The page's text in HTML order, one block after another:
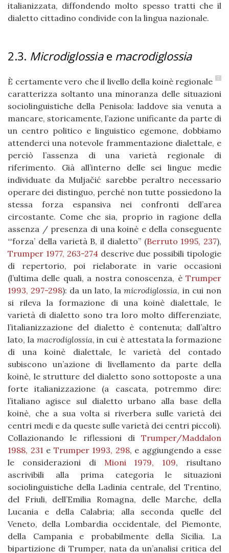
italianizzata, diffondendo molto spesso tratti che il
dialetto cittadino condivide con la lingua nazionale.
2.3. Microdiglossiae macrodiglossia
7
È certamente vero che il livello della koinè regionale
caratterizza soltanto una minoranza delle situazioni
sociolinguistiche della Penisola: laddove sia venuta a
mancare, storicamente, l’azione unificante da parte di
un centro politico e linguistico egemone, dobbiamo
attenderci una notevole frammentazione dialettale, e
perciò l’assenza di una varietà regionale di
riferimento. Già all’interno delle sei lingue medie
individuate da Muljačić sarebbe peraltro necessario
operare dei distinguo, perché non tutte possiedono la
stessa forza espansiva nei confronti dell’area
circostante. Come che sia, proprio in ragione della
assenza / presenza di una koinè e della conseguente
“‘forza’ della varietà B, il dialetto” (Berruto 1995, 237),
Trumper 1977, 263-274descrive due possibili tipologie
di repertorio, poi rielaborate in varie occasioni
(l’ultima delle quali, a nostra conoscenza, è Trumper
1993, 297-298): da un lato, lamicrodiglossia, in cui non
si rileva la formazione di una koinè dialettale, le
varietà di dialetto sono tra loro molto differenziate,
l’italianizzazione del dialetto è contenuta; dall’altro
lato, la macrodiglossia, in cui è attestata la formazione
di una koinè dialettale, le varietà del contado
subiscono un’azione di livellamento da parte della
koinè, le strutture del dialetto sono sottoposte a una
forte italianizzazione (a cascata, potremmo dire:
l’italiano agisce sul dialetto urbano alla base della
koinè, che a sua volta si riverbera sulle varietà dei
centri medi e da queste sulle varietà dei centri piccoli).
Collazionando le riflessioni di Trumper/Maddalon
1988, 231 e Trumper 1993, 298, e aggiungendo a esse
le considerazioni di Mioni 1979, 109, risultano
ascrivibili alla prima categoria le situazioni
sociolinguistiche della Ladinia centrale, del Trentino,
del Friuli, dell’Emilia Romagna, delle Marche, della
Lucania e della Calabria; alla seconda quelle del
Veneto, della Lombardia occidentale, del Piemonte,
della Campania e probabilmente della Sicilia. La
bipartizione di Trumper, nata da un’analisi critica del